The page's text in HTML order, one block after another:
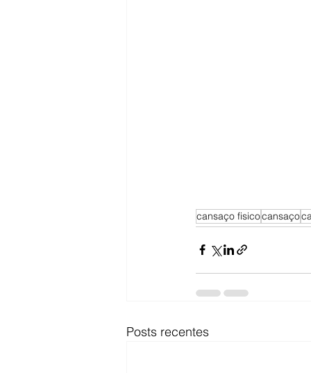
cansaço fisicocansaço
Posts recentes